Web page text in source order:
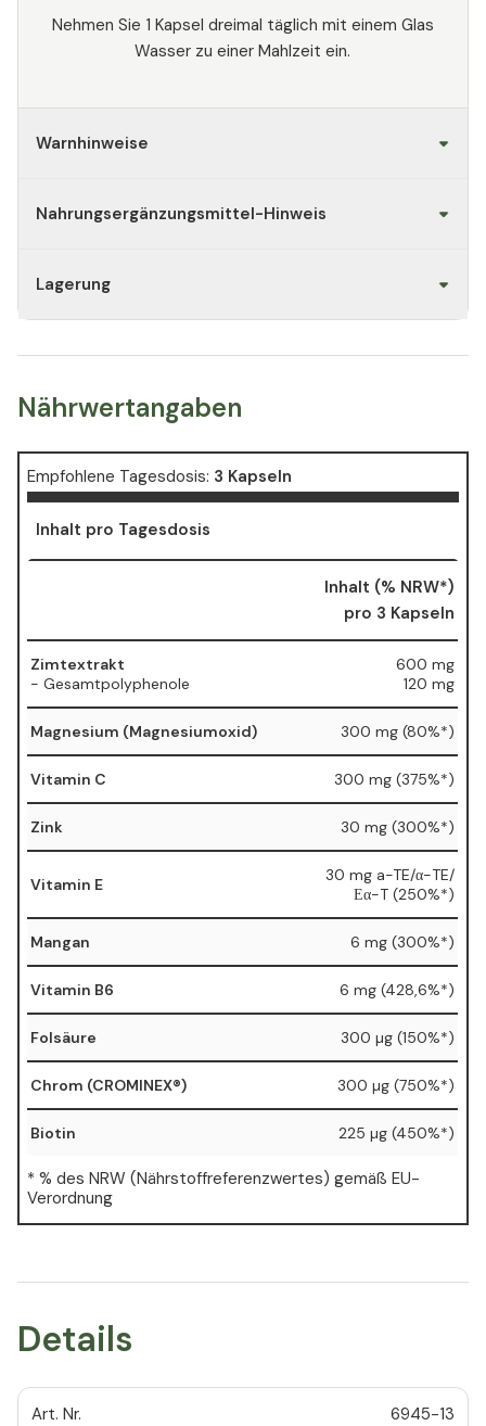
Nehmen Sie 1 Kapsel dreimal täglich mit einem Glas
Wasser zu einer Mahlzeit ein.
Warnhinweise
Nahrungsergänzungsmittel-Hinweis
Lagerung
Nährwertangaben
Empfohlene Tagesdosis: 3 Kapseln
Inhalt pro Tagesdosis
Inhalt (% NRW*)
pro 3 Kapseln
Zimtextrakt
- Gesamtpolyphenole
600 mg
120 mg
Magnesium (Magnesiumoxid) 300 mg (80%*)
Vitamin C 300 mg (375%*)
Zink 30 mg (300%*)
Vitamin E
30 mg a-TE/α-TE/
Εα-T (250%*)
Mangan 6 mg (300%*)
Vitamin B6 6 mg (428,6%*)
Folsäure 300 µg (150%*)
Chrom (CROMINEX®) 300 µg (750%*)
Biotin 225 µg (450%*)
* % des NRW (Nährstoffreferenzwertes) gemäß EU-
Verordnung
Details
Art. Nr. 6945-13